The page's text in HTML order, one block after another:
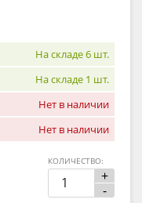
На складе 6 шт.
На складе 1 шт.
Нет в наличии
Нет в наличии
+
-
КОЛИЧЕСТВО: